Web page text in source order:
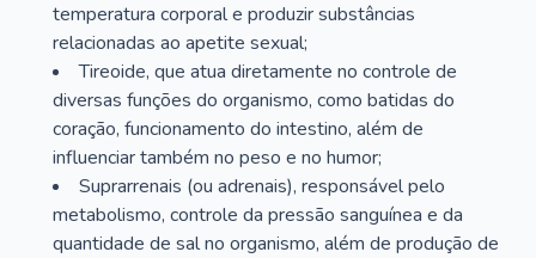
temperatura corporal e produzir substâncias
relacionadas ao apetite sexual;
Tireoide, que atua diretamente no controle de
diversas funções do organismo, como batidas do
coração, funcionamento do intestino, além de
influenciar também no peso e no humor;
Suprarrenais (ou adrenais), responsável pelo
metabolismo, controle da pressão sanguínea e da
quantidade de sal no organismo, além de produção de